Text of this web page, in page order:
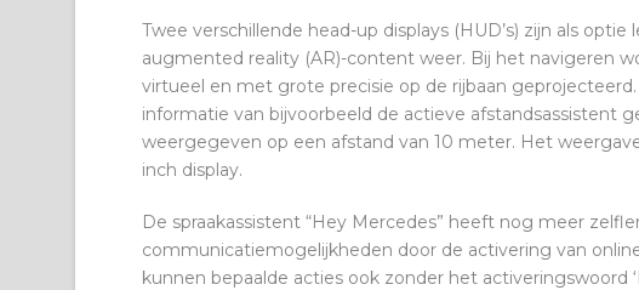
Twee verschillende head-up displays (HUD’s) zijn als
augmented reality (AR)-content weer. Bij het navigeren
virtueel en met grote precisie op de rijbaan
informatie van bijvoorbeeld de actieve afstandsassistent
weergegeven op een afstand van 10 meter. Het
inch display.
De spraakassistent “Hey Mercedes” heeft nog meer
communicatiemogelijkheden door de activering van
kunnen bepaalde acties ook zonder het activeringswoord